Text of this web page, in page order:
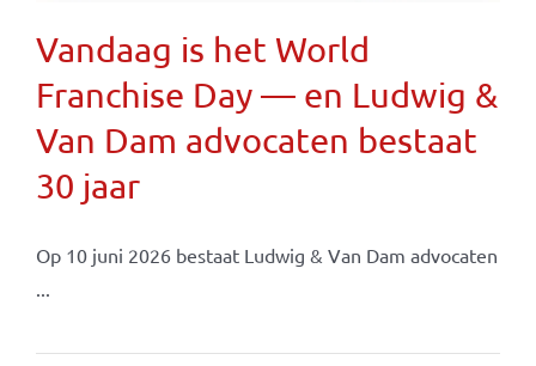
Vandaag is het World
Franchise Day — en Ludwig &
Van Dam advocaten bestaat
30 jaar
Op 10 juni 2026 bestaat Ludwig & Van Dam advocaten
...